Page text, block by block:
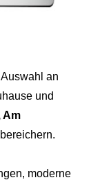
an
und
Am
moderne